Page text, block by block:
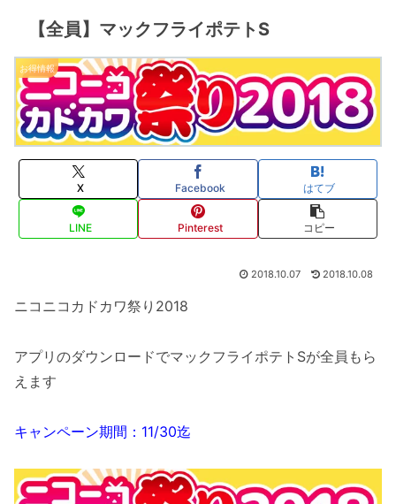
【全員】マックフライポテトS
お得情報
X Facebook はてブ
LINE Pinterest コピー
2018.10.07 2018.10.08
ニコニコカドカワ祭り2018
アプリのダウンロードでマックフライポテトSが全員もら
えます
キャンペーン期間：11/30迄